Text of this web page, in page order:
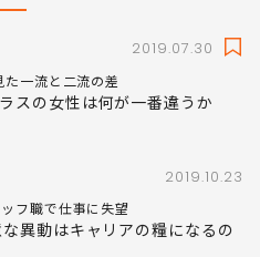
2019.07.30
一流と二流の差
スの女性は何が一番違うか
2019.10.23
フ職で仕事に失望
異動はキャリアの糧になるの